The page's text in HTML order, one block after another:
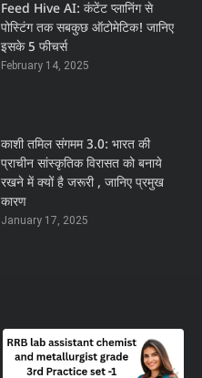
Feed Hive AI: कंटेंट प्लानिंग से
पोस्टिंग तक सबकुछ ऑटोमेटिक! जानिए
इसके 5 फीचर्स
February 14, 2025
काशी तमिल संगमम 3.0: भारत की
प्राचीन सांस्कृतिक विरासत को बनाये
रखने में क्यों है जरूरी , जानिए प्रमुख
कारण
January 17, 2025